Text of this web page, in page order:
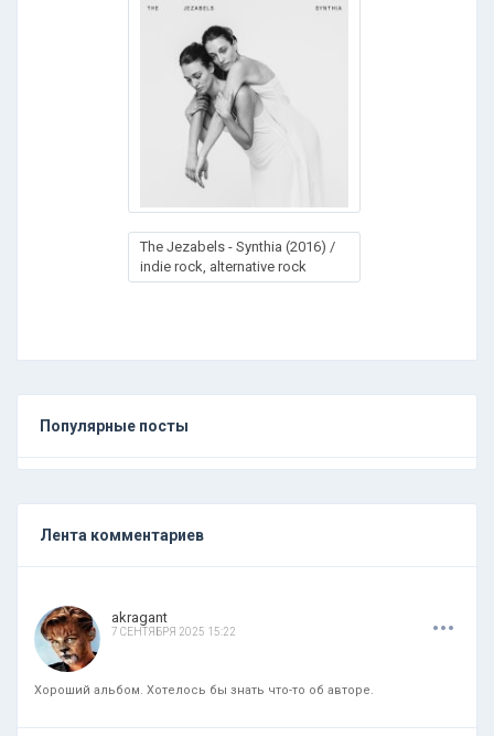
The Jezabels - Synthia (2016) /
indie rock, alternative rock
Популярные посты
Лента комментариев
akragant
7 СЕНТЯБРЯ 2025 15:22 ...
Хороший альбом. Хотелось бы знать что-то об авторе.